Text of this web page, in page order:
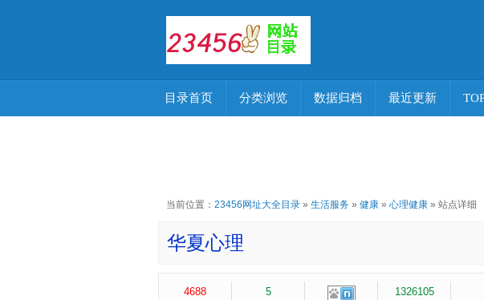
目录首页 分类浏览 数据归档 最近更新
当前位置： 23456网址大全目录 » 生活服务 » 健康 » 心理健康 » 站点详细
华夏心理
4688 5 1326105